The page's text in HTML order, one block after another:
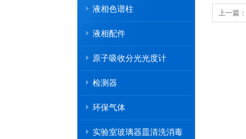
液相色谱柱
液相配件
原子吸收分光光度计
检测器
环保气体
实验室玻璃器皿清洗消毒
上一篇：